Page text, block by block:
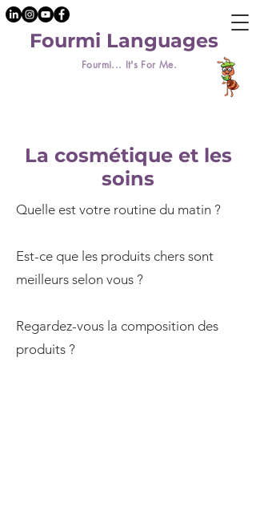
Fourmi... It's For Me.
Fourmi Languages
La cosmétique et les
soins
Quelle est votre routine du matin ?
Est-ce que les produits chers sont
meilleurs selon vous ?
Regardez-vous la composition des
produits ?